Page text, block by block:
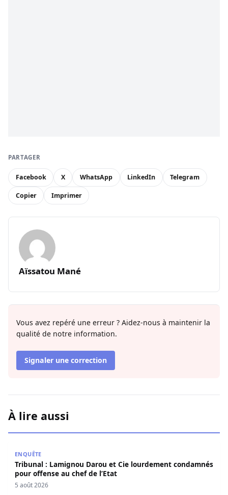
PARTAGER
Facebook X WhatsApp LinkedIn Telegram
Copier Imprimer
Aïssatou Mané
Vous avez repéré une erreur ? Aidez-nous à maintenir la
qualité de notre information.
Signaler une correction
À lire aussi
ENQUÊTE
Tribunal : Lamignou Darou et Cie lourdement condamnés
pour offense au chef de l’Etat
5 août 2026